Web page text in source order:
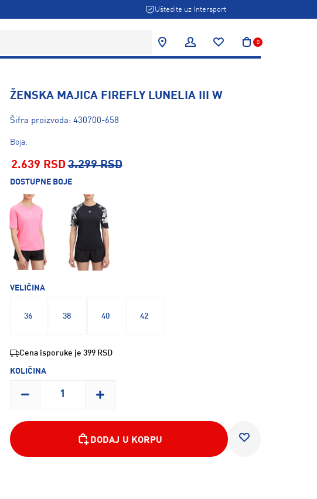
Uštedite uz Intersport
0
ŽENSKA MAJICA FIREFLY LUNELIA III W
Šifra proizvoda: 430700-658
Boja:
2.639 RSD 3.299 RSD
DOSTUPNE BOJE
VELIČINA
36 38 40 42
Cena isporuke je 399 RSD
KOLIČINA
DODAJ U KORPU